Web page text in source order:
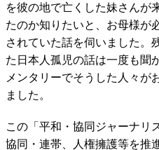
を彼の地で亡くした妹さんが
たのか知りたいと、お母様が
されていた話を伺いました。
た日本人孤児の話は一度も聞
メンタリーでそうした人々が
ました。
この「平和・協同ジャーナリ
協同・連帯、人権擁護等を推